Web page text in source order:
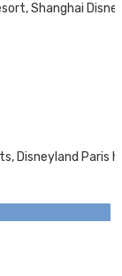
Shanghai
Disneyland